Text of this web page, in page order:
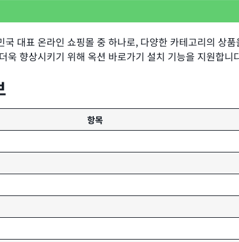
대표 온라인 쇼핑몰 중 하나로, 다양한 카테고리의 상
욱 향상시키기 위해 옥션 바로가기 설치 기능을 지원합
항목